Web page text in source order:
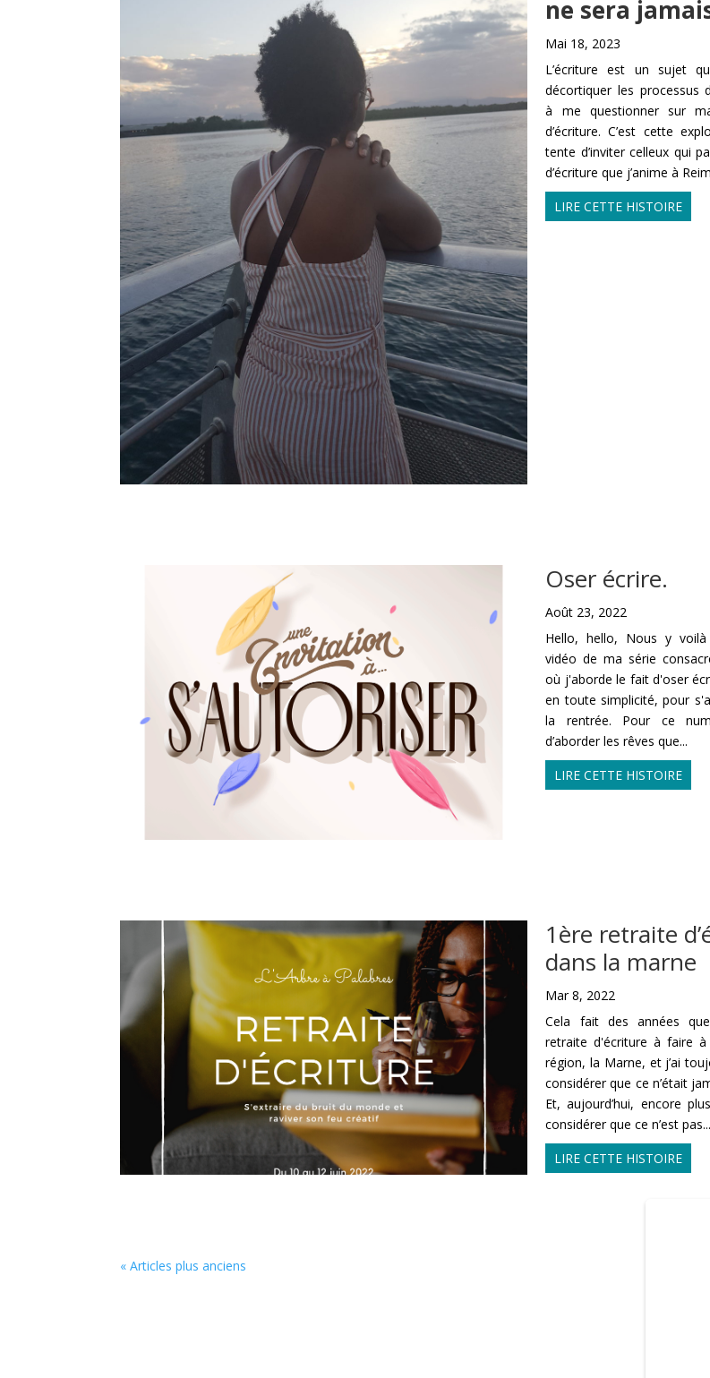
ne sera
Mai 18, 2023
L’écriture est un sujet
décortiquer les processus
à me questionner sur
d’écriture. C’est cette
tente d’inviter celleux qui
d’écriture que j’anime à
LIRE CETTE HISTOIRE
Oser écrire.
Août 23, 2022
Hello, hello, Nous y voilà
vidéo de ma série
où j'aborde le fait d'oser
en toute simplicité, pour
la rentrée. Pour ce
d’aborder les rêves que...
LIRE CETTE HISTOIRE
1ère retraite
dans la marne
Mar 8, 2022
Cela fait des années
retraite d'écriture à faire
région, la Marne, et j’ai
considérer que ce n’était
Et, aujourd’hui, encore
considérer que ce n’est pas...
LIRE CETTE HISTOIRE
« Articles plus anciens